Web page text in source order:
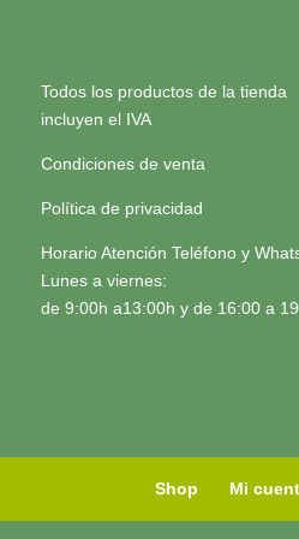
Todos los productos de la tienda
incluyen el IVA
Condiciones de venta
Política de privacidad
Horario Atención Teléfono y
Lunes a viernes:
de 9:00h a13:00h y de 16:00 a
Shop Mi